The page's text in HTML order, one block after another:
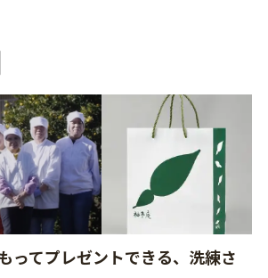
ってプレゼントできる、洗練さ